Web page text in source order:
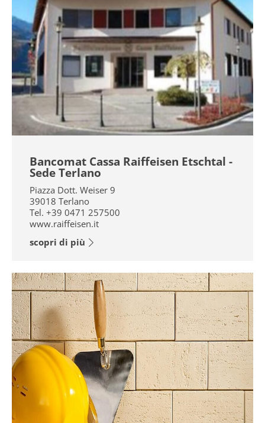
Bancomat Cassa Raiffeisen Etschtal -
Sede Terlano
Piazza Dott. Weiser 9
39018 Terlano
Tel. +39 0471 257500
www.raiffeisen.it
scopri di più